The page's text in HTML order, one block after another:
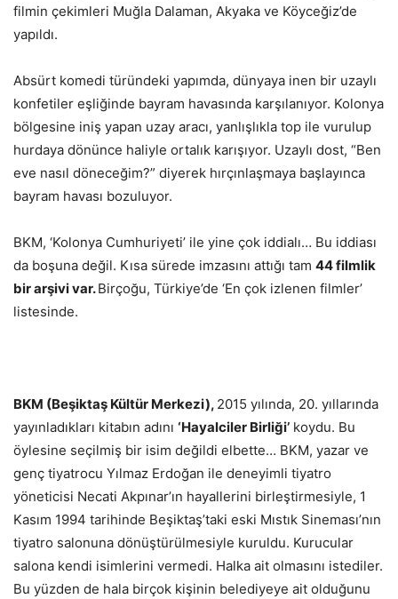
filmin çekimleri Muğla Dalaman, Akyaka ve Köyceğiz’de
yapıldı.
Absürt komedi türündeki yapımda, dünyaya inen bir uzaylı
konfetiler eşliğinde bayram havasında karşılanıyor. Kolonya
bölgesine iniş yapan uzay aracı, yanlışlıkla top ile vurulup
hurdaya dönünce haliyle ortalık karışıyor. Uzaylı dost, “Ben
eve nasıl döneceğim?” diyerek hırçınlaşmaya başlayınca
bayram havası bozuluyor.
BKM, ‘Kolonya Cumhuriyeti’ ile yine çok iddialı… Bu iddiası
da boşuna değil. Kısa sürede imzasını attığı tam 44 filmlik
bir arşivi var.Birçoğu, Türkiye’de ‘En çok izlenen filmler’
listesinde.
BKM (Beşiktaş Kültür Merkezi), 2015 yılında, 20. yıllarında
yayınladıkları kitabın adını ‘Hayalciler Birliği’ koydu. Bu
öylesine seçilmiş bir isim değildi elbette… BKM, yazar ve
genç tiyatrocu Yılmaz Erdoğan ile deneyimli tiyatro
yöneticisi Necati Akpınar’ın hayallerini birleştirmesiyle, 1
Kasım 1994 tarihinde Beşiktaş’taki eski Mıstık Sineması’nın
tiyatro salonuna dönüştürülmesiyle kuruldu. Kurucular
salona kendi isimlerini vermedi. Halka ait olmasını istediler.
Bu yüzden de hala birçok kişinin belediyeye ait olduğunu